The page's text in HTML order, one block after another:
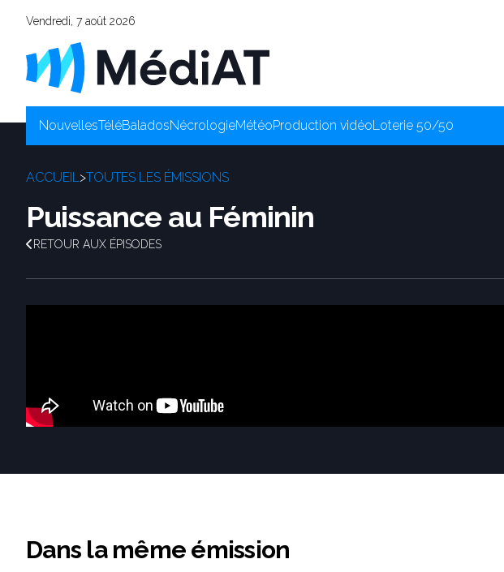
Vendredi, 7 août 2026
NouvellesTéléBaladosNécrologieMétéoProduction vidéoLoterie 50/50
ACCUEIL>TOUTES LES ÉMISSIONS
Puissance au Féminin
RETOUR AUX ÉPISODES
Dans la même émission